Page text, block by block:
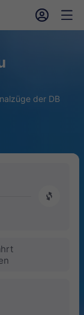
󱎓 󱒨
der DB
󰿠